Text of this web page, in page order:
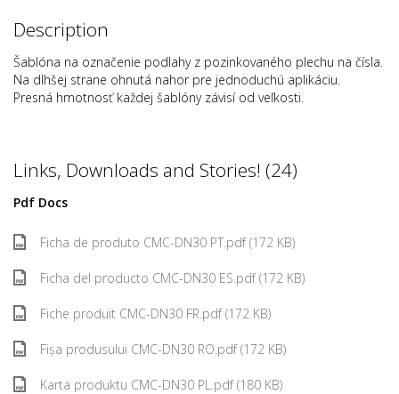
Description
Šablóna na označenie podlahy z pozinkovaného plechu na čísla.
Na dlhšej strane ohnutá nahor pre jednoduchú aplikáciu.
Presná hmotnosť každej šablóny závisí od veľkosti.
Links, Downloads and Stories! (24)
Pdf Docs
Ficha de produto CMC-DN30 PT.pdf (172 KB)
Ficha del producto CMC-DN30 ES.pdf (172 KB)
Fiche produit CMC-DN30 FR.pdf (172 KB)
Fișa produsului CMC-DN30 RO.pdf (172 KB)
Karta produktu CMC-DN30 PL.pdf (180 KB)